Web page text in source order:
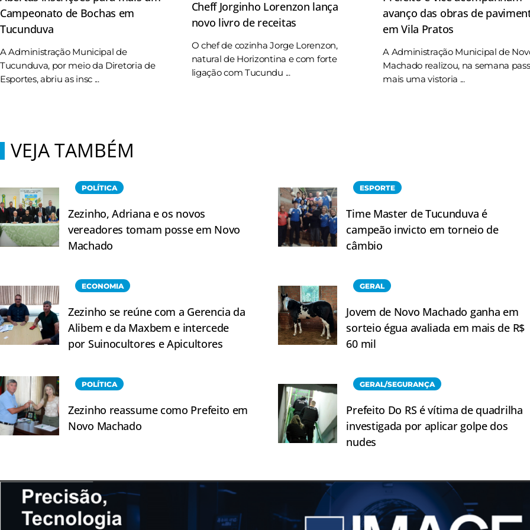
Campeonato de Bochas em
Tucunduva
A Administração Municipal de
Tucunduva, por meio da Diretoria de
Esportes, abriu as insc ...
Cheff Jorginho Lorenzon lança
novo livro de receitas
O chef de cozinha Jorge Lorenzon,
natural de Horizontina e com forte
ligação com Tucundu ...
avanço das obras de
em Vila Pratos
A Administração Municipal de
Machado realizou, na semana
mais uma vistoria ...
VEJA TAMBÉM
POLÍTICA
Zezinho, Adriana e os novos
vereadores tomam posse em Novo
Machado
ECONOMIA
Zezinho se reúne com a Gerencia da
Alibem e da Maxbem e intercede
por Suinocultores e Apicultores
POLÍTICA
Zezinho reassume como Prefeito em
Novo Machado
ESPORTE
Time Master de Tucunduva é
campeão invicto em torneio de
câmbio
GERAL
Jovem de Novo Machado ganha em
sorteio égua avaliada em mais de R$
60 mil
GERAL/SEGURANÇA
Prefeito Do RS é vítima de quadrilha
investigada por aplicar golpe dos
nudes